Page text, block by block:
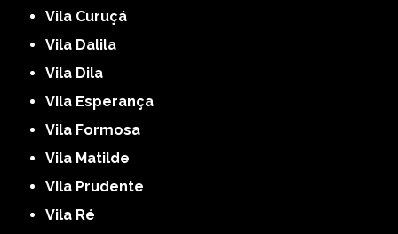
Vila Curuçá
Vila Dalila
Vila Dila
Vila Esperança
Vila Formosa
Vila Matilde
Vila Prudente
Vila Ré